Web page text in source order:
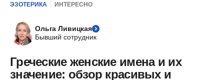
ЭЗОТЕРИКА ИНТЕРЕСНО
Ольга Ливицкая
Бывший сотрудник
Греческие женские имена и их
значение: обзор красивых и